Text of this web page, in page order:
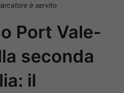
è servito
Port Vale-
seconda
il